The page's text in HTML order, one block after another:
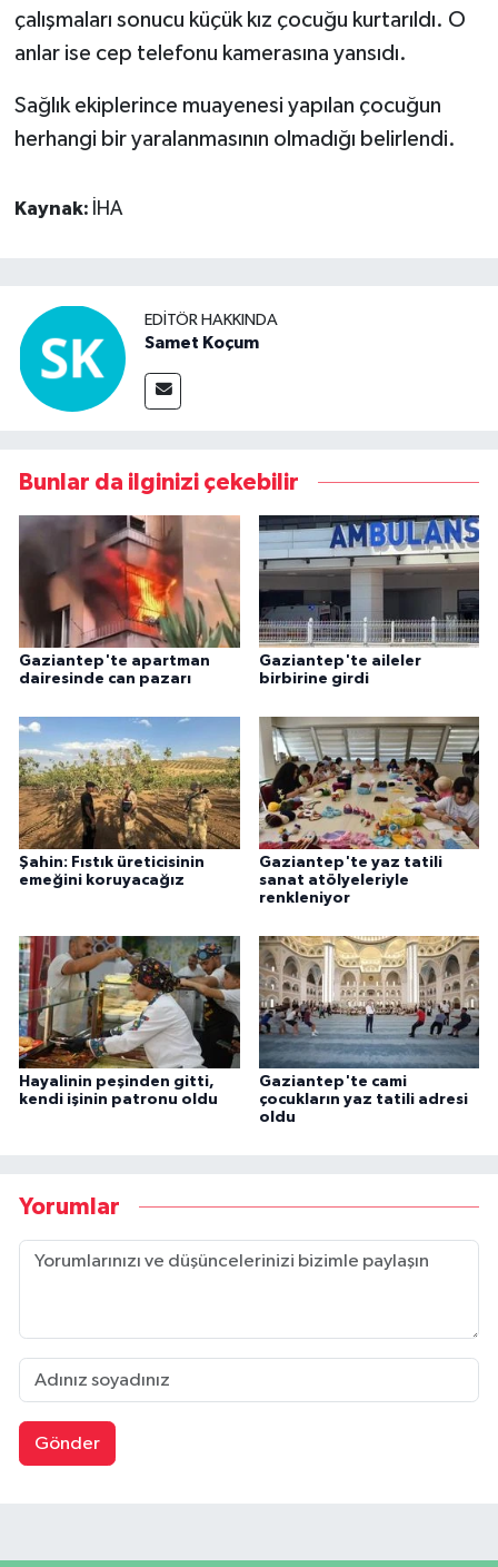
çalışmaları sonucu küçük kız çocuğu kurtarıldı. O
anlar ise cep telefonu kamerasına yansıdı.
Sağlık ekiplerince muayenesi yapılan çocuğun
herhangi bir yaralanmasının olmadığı belirlendi.
Kaynak: İHA
EDITÖR HAKKINDA
Samet Koçum
Bunlar da ilginizi çekebilir
Gaziantep'te apartman
dairesinde can pazarı
Gaziantep'te aileler
birbirine girdi
Şahin: Fıstık üreticisinin
emeğini koruyacağız
Gaziantep'te yaz tatili
sanat atölyeleriyle
renkleniyor
Hayalinin peşinden gitti,
kendi işinin patronu oldu
Gaziantep'te cami
çocukların yaz tatili adresi
oldu
Yorumlar
Gönder